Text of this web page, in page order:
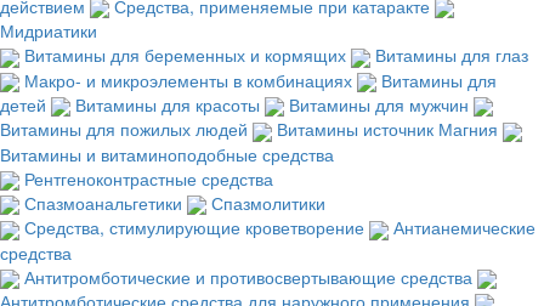
действием
Средства, применяемые при катаракте
Мидриатики
Витамины для беременных и кормящих
Витамины для глаз
Макро- и микроэлементы в комбинациях
Витамины для
детей
Витамины для красоты
Витамины для мужчин
Витамины для пожилых людей
Витамины источник Магния
Витамины и витаминоподобные средства
Рентгеноконтрастные средства
Спазмоанальгетики
Спазмолитики
Средства, стимулирующие кроветворение
Антианемические
средства
Антитромботические и противосвертывающие средства